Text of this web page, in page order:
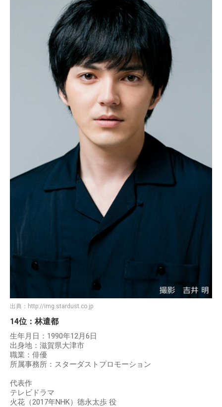
出典： http://img.stardust.co.jp
14位：林遣都
生年月日：1990年12月6日
出身地：滋賀県大津市
職業：俳優
所属事務所：スターダストプロモーション
代表作
テレビドラマ
火花（2017年NHK）徳永太歩 役